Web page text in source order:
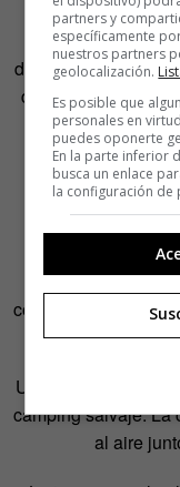
El programa de
compañías
días sin ningún
de bajo coste que
dicho, más
Islandia puede
consideró a la isla
viajar,
Una alternativa
camping salvaje. La
al aire
partners y
específicamente
nuestros partners
geolocalización.
Es posible que
personales en
puedes oponerte
En la parte inferior
busca un enlace
la configuración de